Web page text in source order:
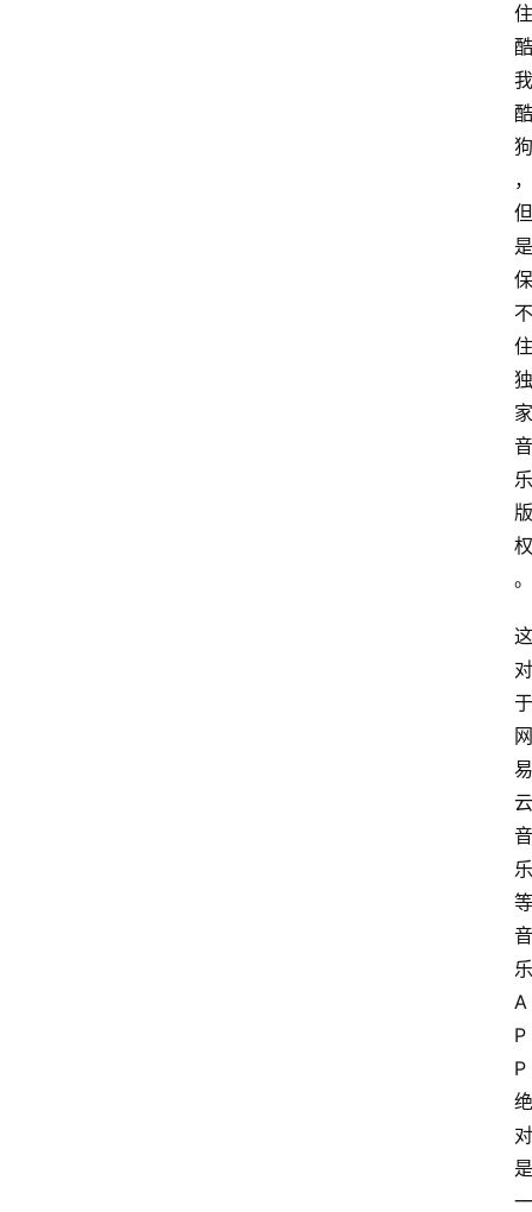
住
酷
我
酷
狗
，
但
是
保
不
住
独
家
音
乐
版
权
。
这
对
于
网
易
云
音
乐
等
音
乐
A
P
P
绝
对
是
一